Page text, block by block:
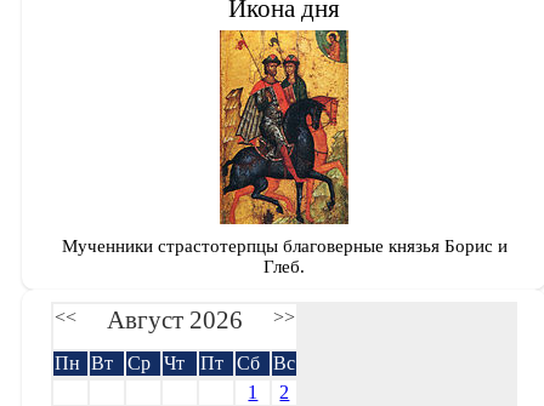
Икона дня
Мученники страстотерпцы благоверные князья Борис и
Глеб.
<< Август 2026 >>
Пн Вт Ср Чт Пт Сб
Вс
1
2